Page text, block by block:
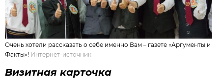
Очень хотели рассказать о себе именно Вам – газете «Аргументы и
Факты»! Интернет-источник
Визитная карточка